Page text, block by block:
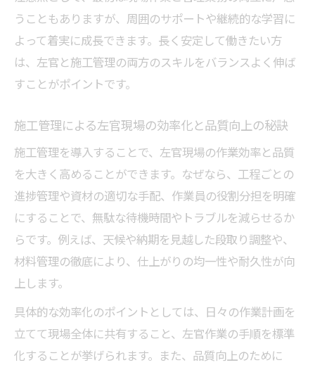
うこともありますが、周囲のサポートや継続的な学習に
よって着実に成長できます。長く安定して働きたい方
は、左官と施工管理の両方のスキルをバランスよく伸ば
すことがポイントです。
施工管理による左官現場の効率化と品質向上の秘訣
施工管理を導入することで、左官現場の作業効率と品質
を大きく高めることができます。なぜなら、工程ごとの
進捗管理や資材の適切な手配、作業員の役割分担を明確
にすることで、無駄な待機時間やトラブルを減らせるか
らです。例えば、天候や納期を見越した段取り調整や、
材料管理の徹底により、仕上がりの均一性や耐久性が向
上します。
具体的な効率化のポイントとしては、日々の作業計画を
立てて現場全体に共有すること、左官作業の手順を標準
化することが挙げられます。また、品質向上のために